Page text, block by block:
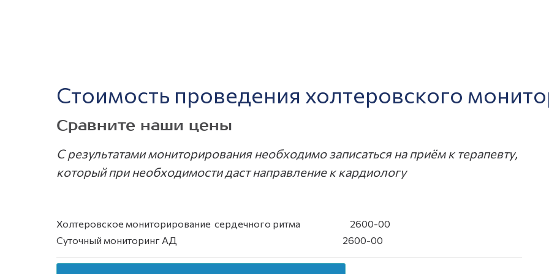
Стоимость проведения холтеровского
Сравните наши цены
С результатами мониторирования необходимо записаться на приём к терапевту,
который при необходимости даст направление к кардиологу
Холтеровское мониторирование сердечного ритма 2600-00
Суточный мониторинг АД 2600-00